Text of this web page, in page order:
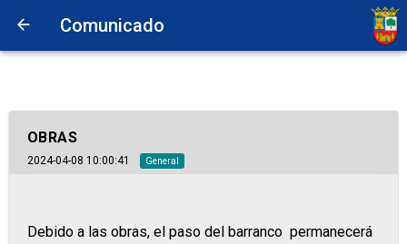
Comunicado
OBRAS
2024-04-08 10:00:41 General
Debido a las obras, el paso del barranco permanecerá